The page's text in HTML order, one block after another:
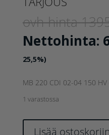
ovh-hinta
Nettohinta:
25,5%)
MB 220 CDI 02-04 150 HV
1 varastossa
MB742693-
Lisää ostoskoriin